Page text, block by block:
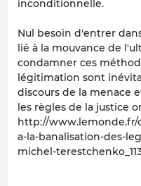
inconditionnelle.
Nul besoin d'entrer
lié à la mouvance de
condamner ces
légitimation sont
discours de la menace
les règles de la justice
http://www.lemonde.fr/
a-la-banalisation-des-
michel-